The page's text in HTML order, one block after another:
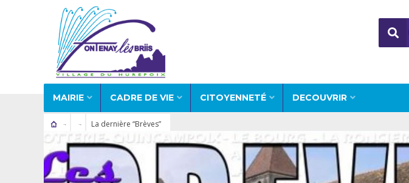
MAIRIE CADRE DE VIE CITOYENNETÉ DECOUVRIR
La dernière “Brèves”